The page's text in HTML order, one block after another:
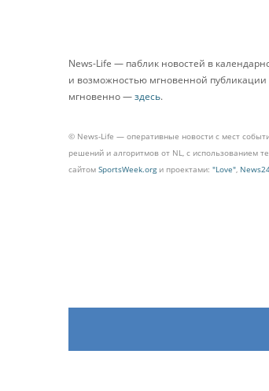
News-Life — паблик новостей в
и возможностью мгновенной публикации
мгновенно —здесь.
© News-Life — оперативные новости с мест
решений и алгоритмов от NL, с использованием
сайтом SportsWeek.orgи проектами: "Love",